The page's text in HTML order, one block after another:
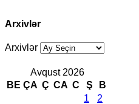
Arxivlər
Arxivlər
Avqust 2026
BE ÇA Ç CA C Ş
B
1
2